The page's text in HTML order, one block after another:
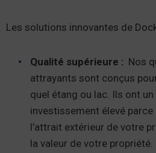
Les solutions innovantes de
Qualité supérieure : Nos
attrayants sont conçus
quel étang ou lac. Ils ont
investissement élevé parce
l’attrait extérieur de votre
la valeur de votre propriété.